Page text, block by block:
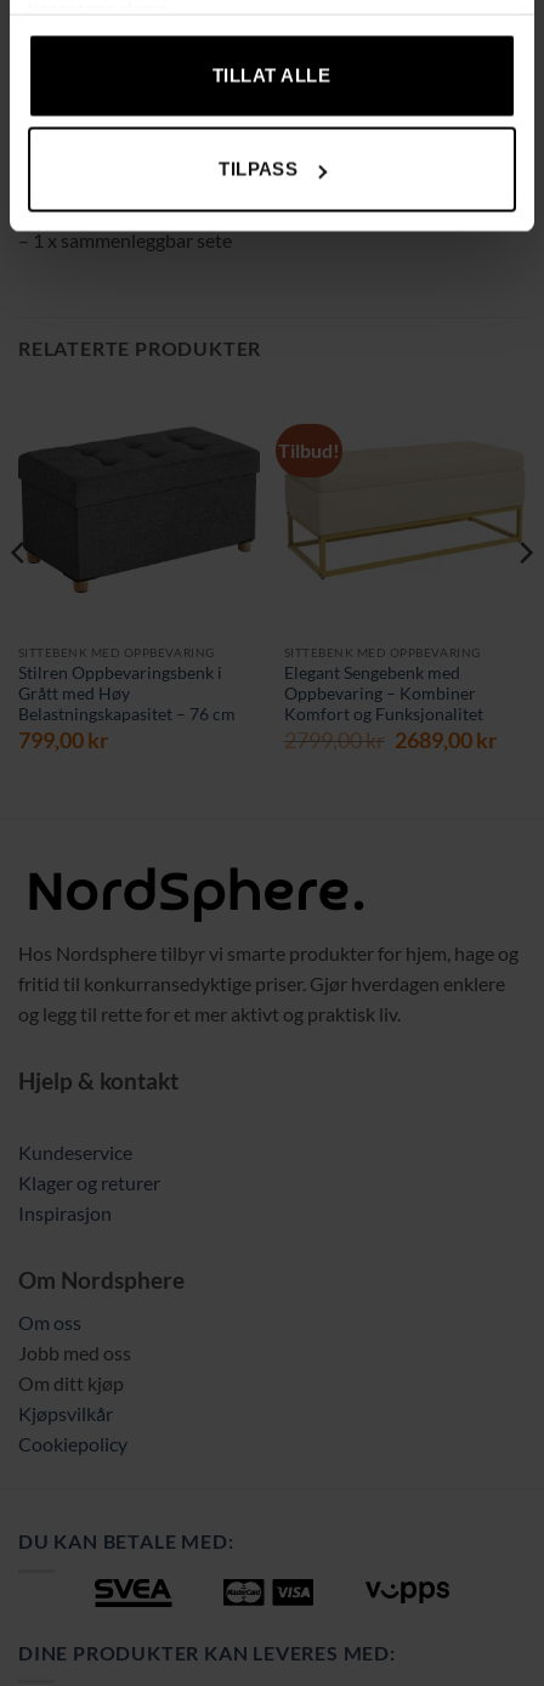
TILLAT ALLE
TILPASS
Produktdetaljer:
– Dimensjoner: 76 x 38 x 38 cm (B/H/D)
– Materiale: MDF fiberplate testet i henhold til E1 standard +
Innhold i boksen:
– 1 x sammenleggbar sete
RELATERTE PRODUKTER
SITTEBENK MED OPPBEVARING
Stilren Oppbevaringsbenk i
Grått med Høy
Belastningskapasitet – 76 cm
799,00kr
Tilbud!
SITTEBENK MED OPPBEVARING
Elegant Sengebenk med
Oppbevaring – Kombiner
Komfort og Funksjonalitet
2799,00kr Opprinnelig
2689,00kr
Hos Nordsphere tilbyr vi smarte produkter for hjem, hage og
fritid til konkurransedyktige priser. Gjør hverdagen enklere
og legg til rette for et mer aktivt og praktisk liv.
Hjelp & kontakt
Kundeservice
Klager og returer
Inspirasjon
Om Nordsphere
Om oss
Jobb med oss
Om ditt kjøp
Kjøpsvilkår
Cookiepolicy
DU KAN BETALE MED:
DINE PRODUKTER KAN LEVERES MED: